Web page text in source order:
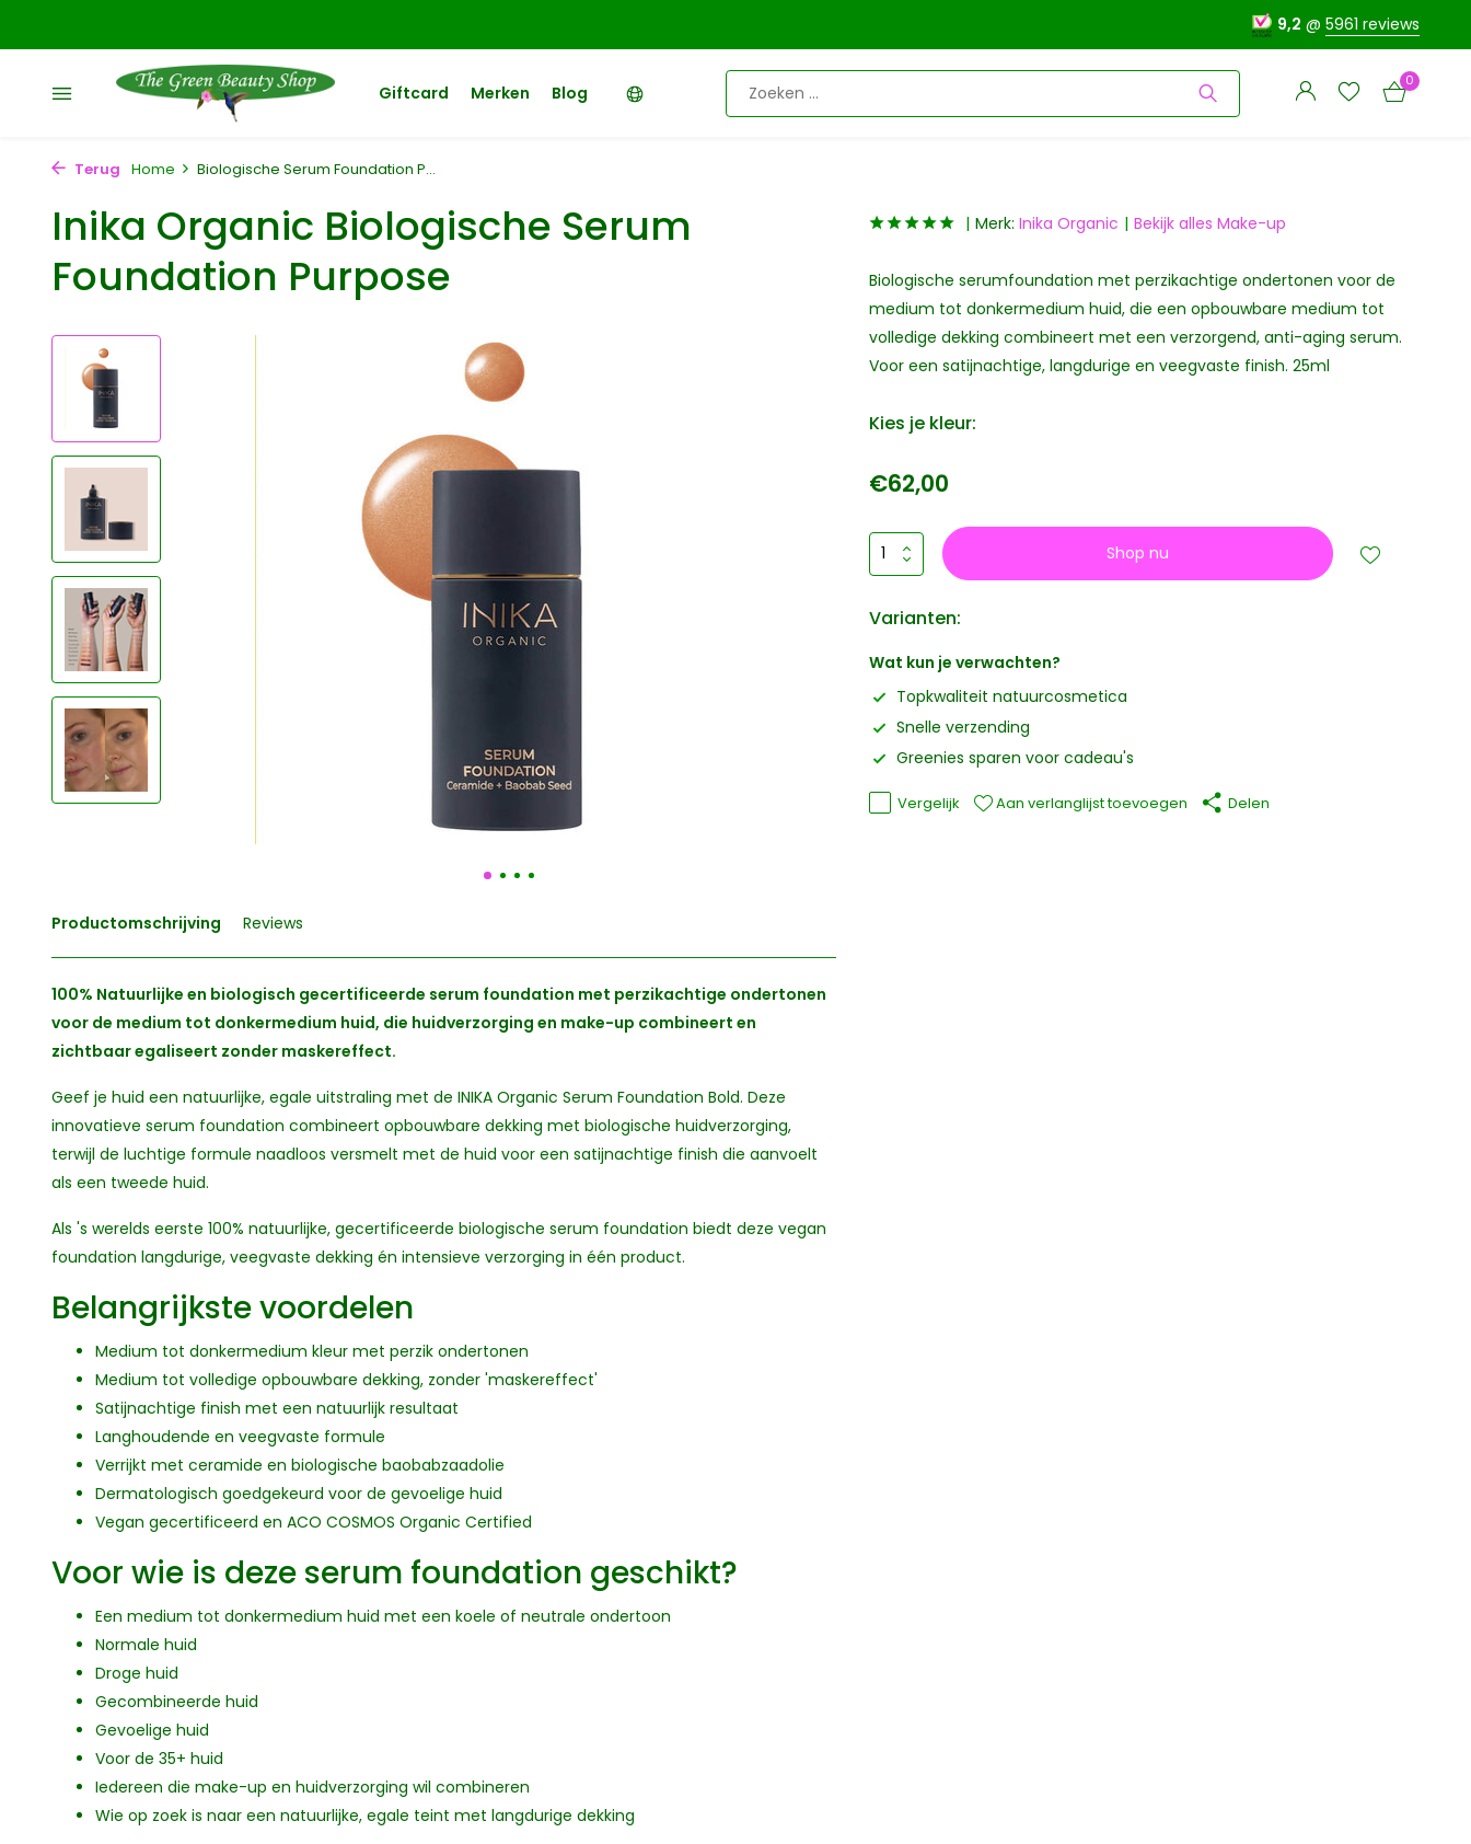
9,2 @ 5961 reviews
Giftcard Merken Blog
Account
aanmaken
Account
aanmaken
0
Terug Home Biologische Serum Foundation P...
Inika Organic Biologische Serum
Foundation Purpose
Productomschrijving Reviews
100% Natuurlijke en biologisch gecertificeerde serum foundation met perzikachtige ondertonen
voor de medium tot donkermedium huid, die huidverzorging en make-up combineert en
zichtbaar egaliseert zonder maskereffect.
Geef je huid een natuurlijke, egale uitstraling met de INIKA Organic Serum Foundation Bold. Deze
innovatieve serum foundation combineert opbouwbare dekking met biologische huidverzorging,
terwijl de luchtige formule naadloos versmelt met de huid voor een satijnachtige finish die aanvoelt
als een tweede huid.
Als 's werelds eerste 100% natuurlijke, gecertificeerde biologische serum foundation biedt deze vegan
foundation langdurige, veegvaste dekking én intensieve verzorging in één product.
Belangrijkste voordelen
Medium tot donkermedium kleur met perzik ondertonen
Medium tot volledige opbouwbare dekking, zonder 'maskereffect'
Satijnachtige finish met een natuurlijk resultaat
Langhoudende en veegvaste formule
Verrijkt met ceramide en biologische baobabzaadolie
Dermatologisch goedgekeurd voor de gevoelige huid
Vegan gecertificeerd en ACO COSMOS Organic Certified
Voor wie is deze serum foundation geschikt?
Een medium tot donkermedium huid met een koele of neutrale ondertoon
Normale huid
Droge huid
Gecombineerde huid
Gevoelige huid
Voor de 35+ huid
Iedereen die make-up en huidverzorging wil combineren
Wie op zoek is naar een natuurlijke, egale teint met langdurige dekking
Merk: Inika Organic Bekijk alles Make-up
Biologische serumfoundation met perzikachtige ondertonen voor de
medium tot donkermedium huid, die een opbouwbare medium tot
volledige dekking combineert met een verzorgend, anti-aging serum.
Voor een satijnachtige, langdurige en veegvaste finish. 25ml
Kies je kleur:
€62,00
Shop nu
Varianten:
Wat kun je verwachten?
Topkwaliteit natuurcosmetica
Snelle verzending
Greenies sparen voor cadeau's
Vergelijk Aan verlanglijst toevoegen Delen